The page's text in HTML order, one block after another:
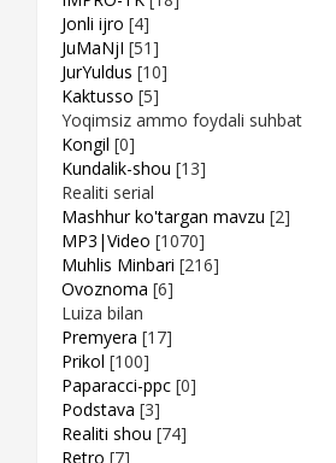
Jonli ijro [4]
JuMaNjI [51]
JurYuldus [10]
Kaktusso [5]
Yoqimsiz ammo foydali suhbat
Kongil [0]
Kundalik-shou [13]
Realiti serial
Mashhur ko'targan mavzu [2]
MP3|Video [1070]
Muhlis Minbari [216]
Ovoznoma [6]
Luiza bilan
Premyera [17]
Prikol [100]
Paparacci-ppc [0]
Podstava [3]
Realiti shou [74]
Retro [7]